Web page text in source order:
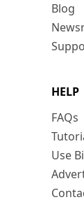
Blog
HELP
FAQs
Use